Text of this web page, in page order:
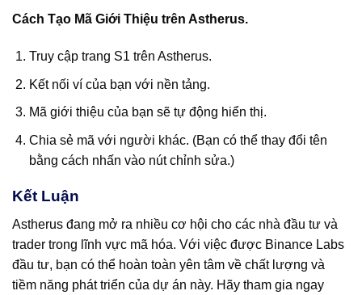
Cách Tạo Mã Giới Thiệu trên Astherus.
Truy cập trang S1 trên Astherus.
Kết nối ví của bạn với nền tảng.
Mã giới thiệu của bạn sẽ tự động hiển thị.
Chia sẻ mã với người khác. (Bạn có thể thay đổi tên
bằng cách nhấn vào nút chỉnh sửa.)
Kết Luận
Astherus đang mở ra nhiều cơ hội cho các nhà đầu tư và
trader trong lĩnh vực mã hóa. Với việc được Binance Labs
đầu tư, bạn có thể hoàn toàn yên tâm về chất lượng và
tiềm năng phát triển của dự án này. Hãy tham gia ngay